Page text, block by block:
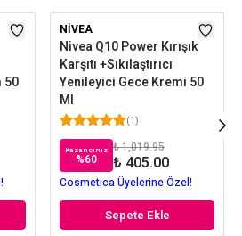
50
NIVEA
Nivea Q10 Power Kırışık
Karşıtı +Sıkılaştırıcı
Yenileyici Gece Kremi 50
Ml
(1)
Kazancınız
%60
₺ 1,019.95
₺ 405.00
Cosmetica Üyelerine Özel!
Sepete Ekle